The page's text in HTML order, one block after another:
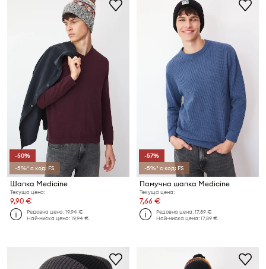
-50%
-5%* с код: FS
Шапка Medicine
Текуща цена:
9,90 €
Редовна цена:19,94 €
Най-ниска цена:19,94 €
-57%
-5%* с код: FS
Памучна шапка Medicine
Текуща цена:
7,66 €
Редовна цена:17,89 €
Най-ниска цена:17,89 €